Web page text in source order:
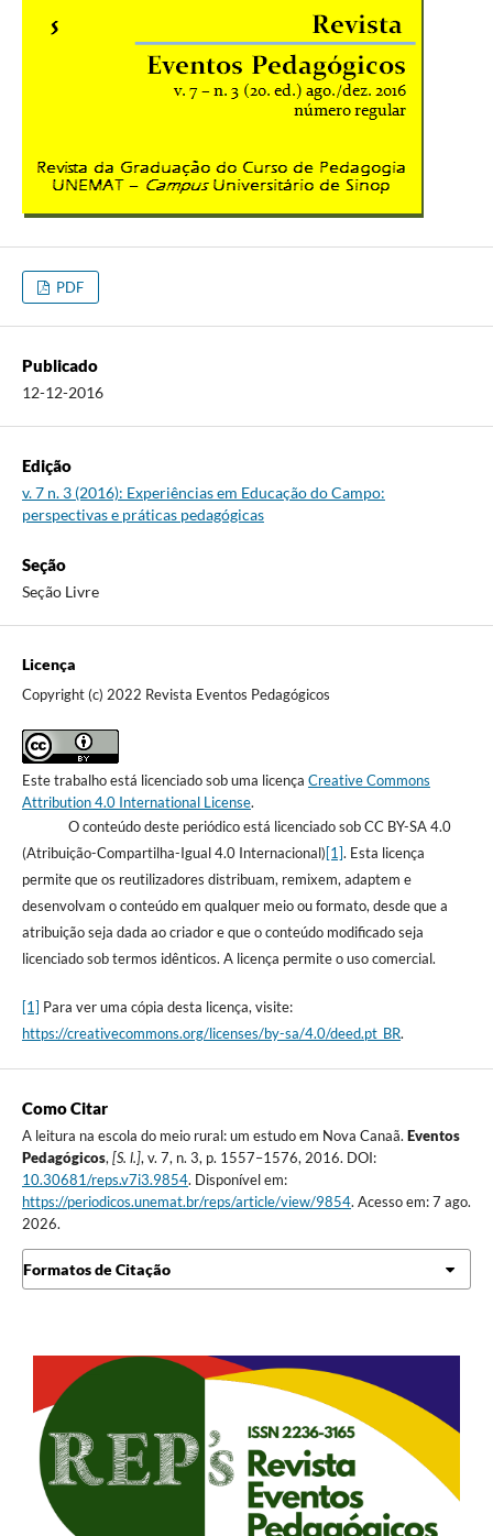
PDF
Publicado
12-12-2016
Edição
v. 7 n. 3 (2016): Experiências em Educação do Campo:
perspectivas e práticas pedagógicas
Seção
Seção Livre
Licença
Copyright (c) 2022 Revista Eventos Pedagógicos
Este trabalho está licenciado sob uma licença Creative Commons
Attribution 4.0 International License.
O conteúdo deste periódico está licenciado sob CC BY-SA 4.0
(Atribuição-Compartilha-Igual 4.0 Internacional)[1]. Esta licença
permite que os reutilizadores distribuam, remixem, adaptem e
desenvolvam o conteúdo em qualquer meio ou formato, desde que a
atribuição seja dada ao criador e que o conteúdo modificado seja
licenciado sob termos idênticos. A licença permite o uso comercial.
[1] Para ver uma cópia desta licença, visite:
https://creativecommons.org/licenses/by-sa/4.0/deed.pt_BR.
Como Citar
A leitura na escola do meio rural: um estudo em Nova Canaã. Eventos
Pedagógicos, [S. l.], v. 7, n. 3, p. 1557–1576, 2016. DOI:
10.30681/reps.v7i3.9854. Disponível em:
https://periodicos.unemat.br/reps/article/view/9854. Acesso em: 7 ago.
2026.
Formatos de Citação